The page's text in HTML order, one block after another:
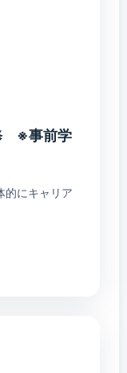
※事前学
的にキャリア